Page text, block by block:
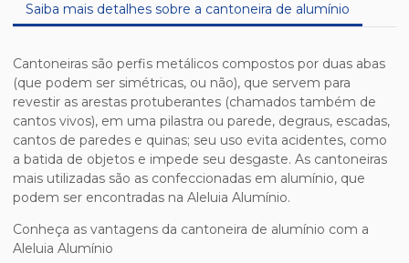
Saiba mais detalhes sobre a cantoneira de alumínio
Cantoneiras são perfis metálicos compostos por duas abas
(que podem ser simétricas, ou não), que servem para
revestir as arestas protuberantes (chamados também de
cantos vivos), em uma pilastra ou parede, degraus, escadas,
cantos de paredes e quinas; seu uso evita acidentes, como
a batida de objetos e impede seu desgaste. As cantoneiras
mais utilizadas são as confeccionadas em alumínio, que
podem ser encontradas na Aleluia Alumínio.
Conheça as vantagens da cantoneira de alumínio com a
Aleluia Alumínio